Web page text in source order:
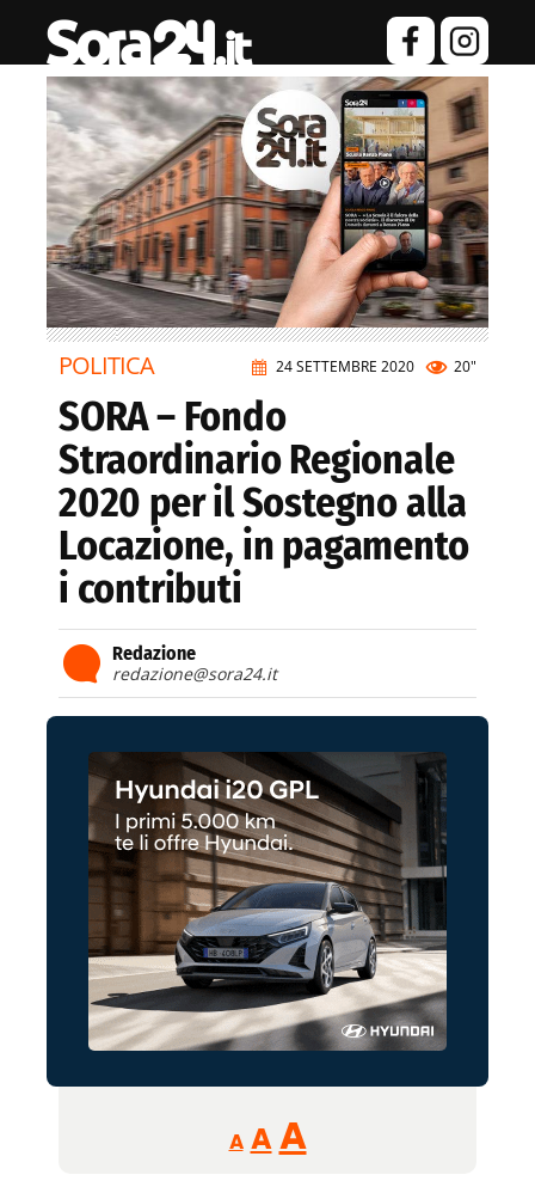
24 SETTEMBRE 2020 20"
POLITICA
SORA – Fondo
Straordinario Regionale
2020 per il Sostegno alla
Locazione, in pagamento
i contributi
Redazione
redazione@sora24.it
A
Reducir
tamaño
A Restablecer
AAumentar